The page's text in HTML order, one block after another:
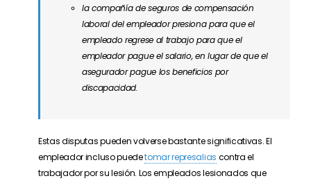
la compañía de seguros de compensación
laboral del empleador presiona para que el
empleado regrese al trabajo para que el
empleador pague el salario, en lugar de que el
asegurador pague los beneficios por
discapacidad.
Estas disputas pueden volverse bastante significativas. El
empleador incluso puedetomar represalias contra el
trabajador por su lesión. Los empleados lesionados que